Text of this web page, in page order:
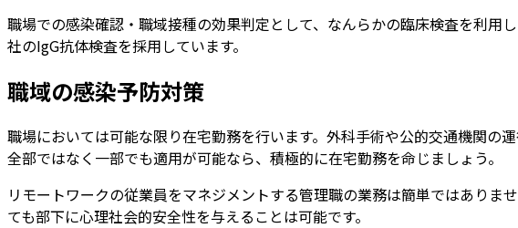
職場での感染確認・職域接種の効果判定として、なんらかの臨床検査を利用
社のIgG抗体検査を採用しています。
職域の感染予防対策
職場においては可能な限り在宅勤務を行います。外科手術や公的交通機関の
全部ではなく一部でも適用が可能なら、積極的に在宅勤務を命じましょう。
リモートワークの従業員をマネジメントする管理職の業務は簡単ではありま
ても部下に心理社会的安全性を与えることは可能です。